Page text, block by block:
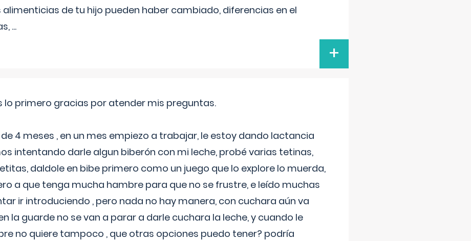
alimenticias de tu hijo pueden haber cambiado, diferencias en el
...
+
lo primero gracias por atender mis preguntas.
4 meses , en un mes empiezo a trabajar, le estoy dando lactancia
intentando darle algun biberón con mi leche, probé varias tetinas,
daldole en bibe primero como un juego que lo explore lo muerda,
a que tenga mucha hambre para que no se frustre, e leído muchas
ir introduciendo , pero nada no hay manera, con cuchara aún va
la guarde no se van a parar a darle cuchara la leche, y cuando le
no quiere tampoco , que otras opciones puedo tener? podría